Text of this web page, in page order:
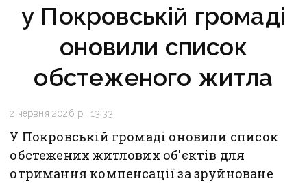
у Покровській громаді
оновили список
обстеженого житла
2 червня 2026 р., 13:33
У Покровській громаді оновили список
обстежених житлових об'єктів для
отримання компенсації за зруйноване